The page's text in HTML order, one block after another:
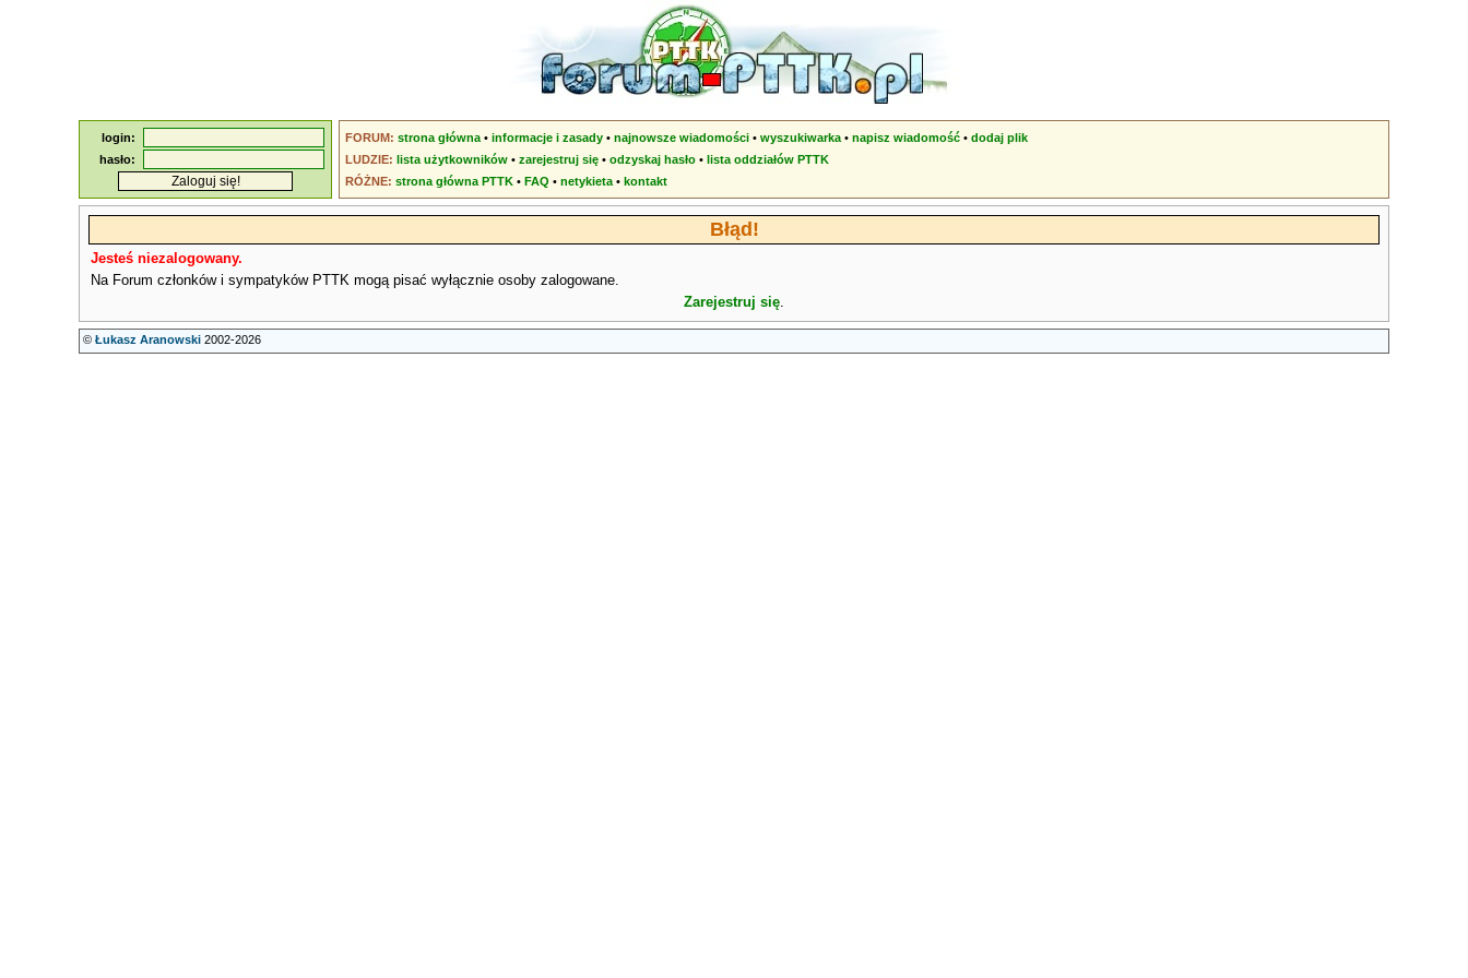
login:
hasło:
FORUM: strona główna • informacje i zasady • najnowsze wiadomości • wyszukiwarka • napisz wiadomość • dodaj plik
LUDZIE: lista użytkowników • zarejestruj się • odzyskaj hasło • lista oddziałów PTTK
RÓŻNE: strona główna PTTK • FAQ • netykieta • kontakt
Błąd!
Jesteś niezalogowany.
Na Forum członków i sympatyków PTTK mogą pisać wyłącznie osoby zalogowane.
Zarejestruj się.
© Łukasz Aranowski 2002-2026